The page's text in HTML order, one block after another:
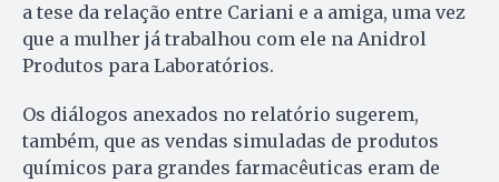
a tese da relação entre Cariani e a amiga, uma vez
que a mulher já trabalhou com ele na Anidrol
Produtos para Laboratórios.
Os diálogos anexados no relatório sugerem,
também, que as vendas simuladas de produtos
químicos para grandes farmacêuticas eram de